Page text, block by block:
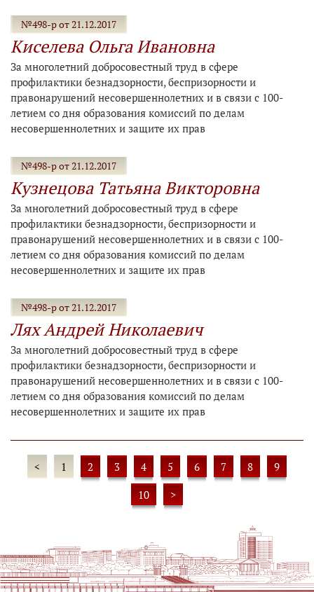
№498-р от 21.12.2017
Киселева Ольга Ивановна
За многолетний добросовестный труд в сфере
профилактики безнадзорности, беспризорности и
правонарушений несовершеннолетних и в связи с 100-
летием со дня образования комиссий по делам
несовершеннолетних и защите их прав
№498-р от 21.12.2017
Кузнецова Татьяна Викторовна
За многолетний добросовестный труд в сфере
профилактики безнадзорности, беспризорности и
правонарушений несовершеннолетних и в связи с 100-
летием со дня образования комиссий по делам
несовершеннолетних и защите их прав
№498-р от 21.12.2017
Лях Андрей Николаевич
За многолетний добросовестный труд в сфере
профилактики безнадзорности, беспризорности и
правонарушений несовершеннолетних и в связи с 100-
летием со дня образования комиссий по делам
несовершеннолетних и защите их прав
< 1 2 3 4 5 6 7 8
9
10
>